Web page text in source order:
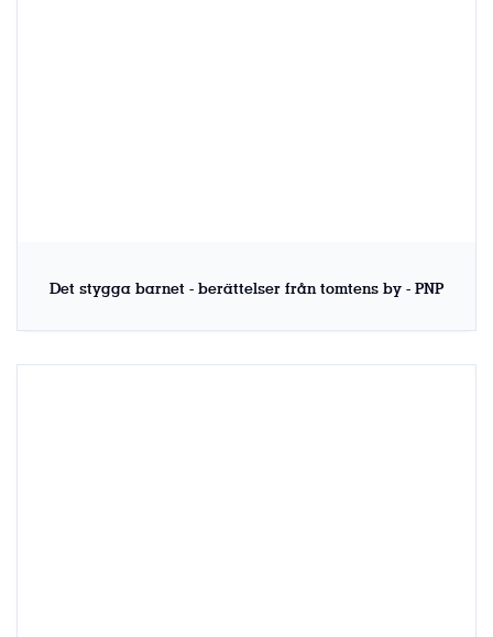
Det stygga barnet - berättelser från tomtens by - PNP